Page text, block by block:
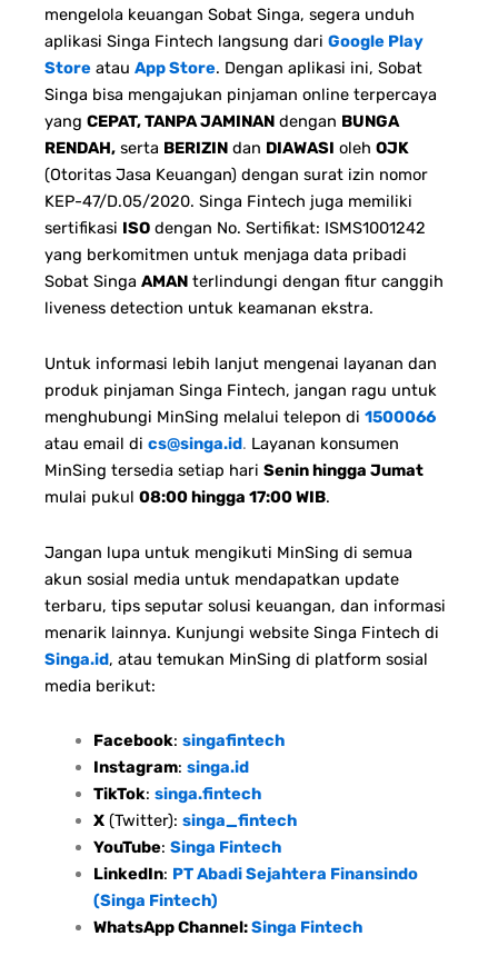
mengelola keuangan Sobat Singa, segera unduh
aplikasi Singa Fintech langsung dari Google Play
Store atau App Store. Dengan aplikasi ini, Sobat
Singa bisa mengajukan pinjaman online terpercaya
yang CEPAT, TANPA JAMINAN dengan BUNGA
RENDAH, serta BERIZIN dan DIAWASI oleh OJK
(Otoritas Jasa Keuangan) dengan surat izin nomor
KEP-47/D.05/2020. Singa Fintech juga memiliki
sertifikasi ISO dengan No. Sertifikat: ISMS1001242
yang berkomitmen untuk menjaga data pribadi
Sobat Singa AMAN terlindungi dengan fitur canggih
liveness detection untuk keamanan ekstra.
Untuk informasi lebih lanjut mengenai layanan dan
produk pinjaman Singa Fintech, jangan ragu untuk
menghubungi MinSing melalui telepon di 1500066
atau email di cs@singa.id. Layanan konsumen
MinSing tersedia setiap hari Senin hingga Jumat
mulai pukul 08:00 hingga 17:00 WIB.
Jangan lupa untuk mengikuti MinSing di semua
akun sosial media untuk mendapatkan update
terbaru, tips seputar solusi keuangan, dan informasi
menarik lainnya. Kunjungi website Singa Fintech di
Singa.id, atau temukan MinSing di platform sosial
media berikut:
Facebook: singafintech
Instagram: singa.id
TikTok: singa.fintech
X(Twitter): singa_fintech
YouTube: Singa Fintech
LinkedIn: PT Abadi Sejahtera Finansindo
(Singa Fintech)
WhatsApp Channel:Singa Fintech